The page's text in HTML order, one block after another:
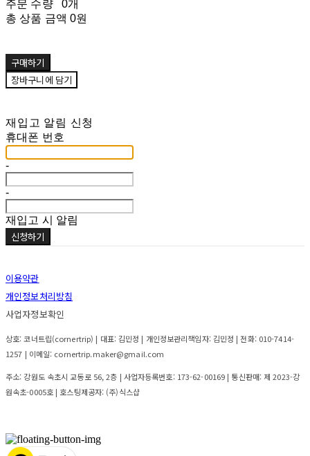
주문 수량
0개
총 상품 금액 0원
구매하기
장바구니에 담기
재입고 알림 신청
휴대폰 번호
-
-
재입고 시 알림
신청하기
이용약관
개인정보처리방침
사업자정보확인
상호: 코너트립(cornertrip) | 대표: 김민정 | 개인정보관리책임자: 김민정 | 전화: 010-7414-
1257 | 이메일: cornertrip.maker@gmail.com
주소: 강원도 속초시 교동로 56, 2층 | 사업자등록번호: 173-62-00169 | 통신판매: 제 2023-강
원속초-0005호 | 호스팅제공자: (주)식스샵